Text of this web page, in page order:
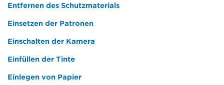
Entfernen des Schutzmaterials
Einsetzen der Patronen
Einschalten der Kamera
Einfüllen der Tinte
Einlegen von Papier